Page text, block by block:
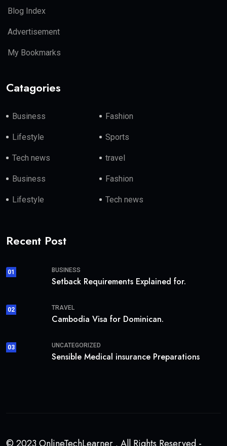
Blog Index
Advertisement
My Bookmarks
Catagories
Business Fashion
Lifestyle Sports
Tech news travel
Business Fashion
Lifestyle Tech news
Recent Post
01 BUSINESS
Setback Requirements Explained for.
02 TRAVEL
Cambodia Visa for Dominican.
03 UNCATEGORIZED
Sensible Medical insurance Preparations